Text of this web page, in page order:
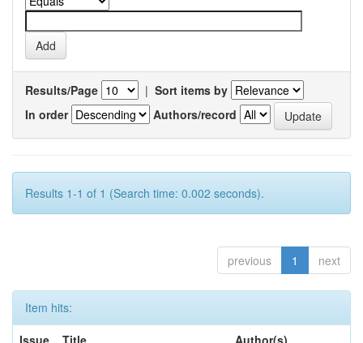
Results/Page | Sort items by
In order
Authors/record
Results 1-1 of 1 (Search time: 0.002 seconds).
previous 1 next
Item hits:
Issue
Title Author(s)